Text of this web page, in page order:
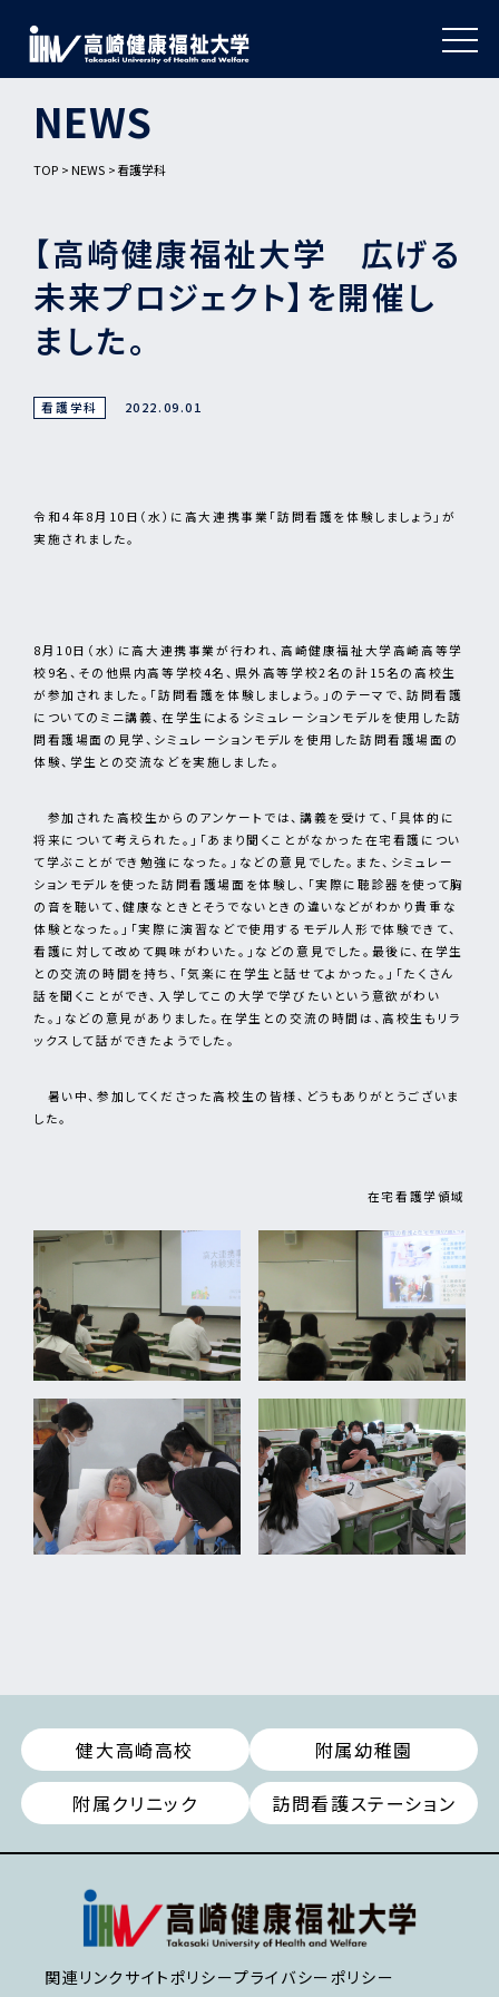
NEWS
TOP NEWS 看護学科
【高崎健康福祉大学 広げる
未来プロジェクト】を開催し
ました。
看護学科 2022.09.01
令和４年8月10日（水）に高大連携事業「訪問看護を体験しましょう」が
実施されました。
8月10日（水）に高大連携事業が行われ、高崎健康福祉大学高崎高等学
校9名、その他県内高等学校4名、県外高等学校2名の計15名の高校生
が参加されました。「訪問看護を体験しましょう。」のテーマで、訪問看護
についてのミニ講義、在学生によるシミュレーションモデルを使用した訪
問看護場面の見学、シミュレーションモデルを使用した訪問看護場面の
体験、学生との交流などを実施しました。
参加された高校生からのアンケートでは、講義を受けて、「具体的に
将来について考えられた。」「あまり聞くことがなかった在宅看護につい
て学ぶことができ勉強になった。」などの意見でした。また、シミュレー
ションモデルを使った訪問看護場面を体験し、「実際に聴診器を使って胸
の音を聴いて、健康なときとそうでないときの違いなどがわかり貴重な
体験となった。」「実際に演習などで使用するモデル人形で体験できて、
看護に対して改めて興味がわいた。」などの意見でした。最後に、在学生
との交流の時間を持ち、「気楽に在学生と話せてよかった。」「たくさん
話を聞くことができ、入学してこの大学で学びたいという意欲がわい
た。」などの意見がありました。在学生との交流の時間は、高校生もリラ
ックスして話ができたようでした。
暑い中、参加してくださった高校生の皆様、どうもありがとうございま
した。
在宅看護学領域
健大高崎高校
附属幼稚園
附属クリニック
訪問看護ステーション
関連リンク サイトポリシープライバシーポリシー